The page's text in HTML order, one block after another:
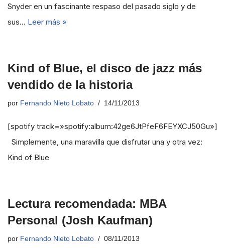
Snyder en un fascinante respaso del pasado siglo y de
sus… Leer más »
Kind of Blue, el disco de jazz más
vendido de la historia
por Fernando Nieto Lobato 14/11/2013
[spotify track=»spotify:album:42ge6JtPfeF6FEYXCJ50Gu»]
Simplemente, una maravilla que disfrutar una y otra vez:
Kind of Blue
Lectura recomendada: MBA
Personal (Josh Kaufman)
por Fernando Nieto Lobato 08/11/2013